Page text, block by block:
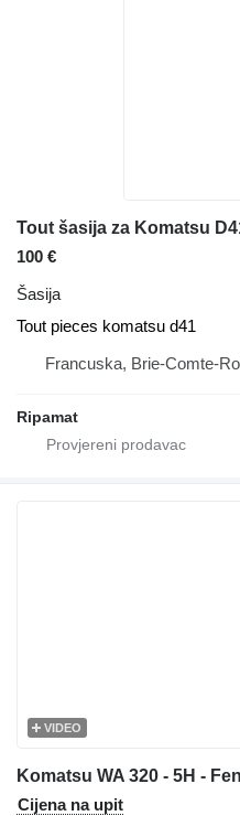
Tout šasija za Komatsu
100 €
Šasija
Tout pieces komatsu d41
Francuska, Brie-Comte-
Ripamat
VIDEO
Cijena na upit